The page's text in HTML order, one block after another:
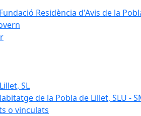
Residència d'Avis de la
SL
de la Pobla de Lillet, SLU -
o vinculats